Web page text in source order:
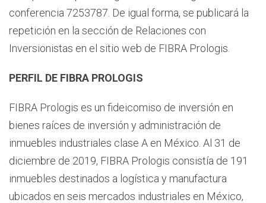
conferencia 7253787. De igual forma, se publicará la
repetición en la sección de Relaciones con
Inversionistas en el sitio web de FIBRA Prologis.
PERFIL DE FIBRA PROLOGIS
FIBRA Prologis es un fideicomiso de inversión en
bienes raíces de inversión y administración de
inmuebles industriales clase A en México. Al 31 de
diciembre de 2019, FIBRA Prologis consistía de 191
inmuebles destinados a logística y manufactura
ubicados en seis mercados industriales en México,